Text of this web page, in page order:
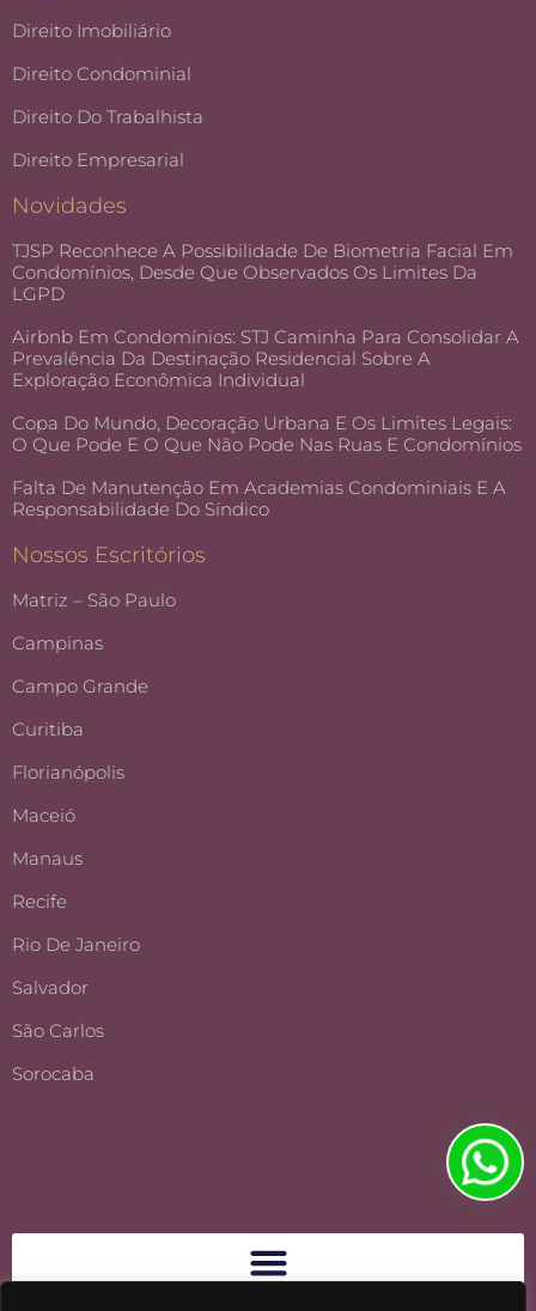
Direito Imobiliário
Direito Condominial
Direito Do Trabalhista
Direito Empresarial
Novidades
TJSP Reconhece A Possibilidade De Biometria Facial Em
Condomínios, Desde Que Observados Os Limites Da
LGPD
Airbnb Em Condomínios: STJ Caminha Para Consolidar A
Prevalência Da Destinação Residencial Sobre A
Exploração Econômica Individual
Copa Do Mundo, Decoração Urbana E Os Limites Legais:
O Que Pode E O Que Não Pode Nas Ruas E Condomínios
Falta De Manutenção Em Academias Condominiais E A
Responsabilidade Do Síndico
Nossos Escritórios
Matriz – São Paulo
Campinas
Campo Grande
Curitiba
Florianópolis
Maceió
Manaus
Recife
Rio De Janeiro
Salvador
São Carlos
Sorocaba